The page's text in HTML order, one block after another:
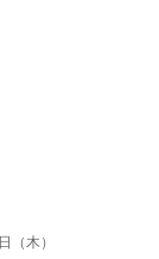
（木）